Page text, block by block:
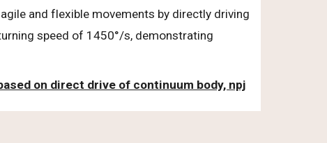
and flexible movements by directly driving
speed of 1450°/s, demonstrating
on direct drive of continuum body, npj